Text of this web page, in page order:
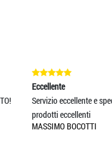
Eccellente
Servizio eccellente e
prodotti eccellenti
MASSIMO BOCOTTI